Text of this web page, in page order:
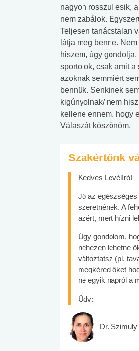
nagyon rosszul esik,
nem zabálok.
Teljesen tanácstalan
látja meg benne.
hiszem, úgy
sportolok, csak amit a
azoknak semmiért
bennük. Senkinek
kigúnyolnak/ nem
kellene ennem, hogy
Válaszát köszönöm.
Szakértőnk
Kedves Levélíró!
Jó az egészséges
szeretnének. A
azért, mert hízni
Úgy gondolom,
nehezen lehetne
változtatsz (pl.
megkéred őket
ne egyik napról a
Üdv:
Dr. Szimuly